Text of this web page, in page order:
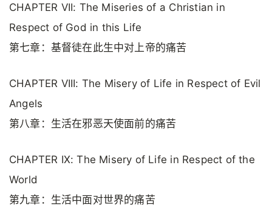
CHAPTER VII: The Miseries of a Christian in
Respect of God in this Life
第七章：基督徒在此生中对上帝的痛苦
CHAPTER VIII: The Misery of Life in Respect of Evil
Angels
第八章：生活在邪恶天使面前的痛苦
CHAPTER IX: The Misery of Life in Respect of the
World
第九章：生活中面对世界的痛苦